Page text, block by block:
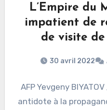
L’Empire du
impatient de
de visite
30 avril 2022
AFP Yevgeny
antidote à la